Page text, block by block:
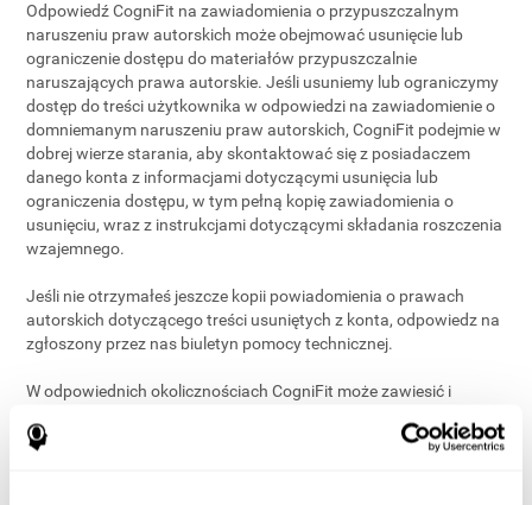
Odpowiedź CogniFit na zawiadomienia o przypuszczalnym
naruszeniu praw autorskich może obejmować usunięcie lub
ograniczenie dostępu do materiałów przypuszczalnie
naruszających prawa autorskie. Jeśli usuniemy lub ograniczymy
dostęp do treści użytkownika w odpowiedzi na zawiadomienie o
domniemanym naruszeniu praw autorskich, CogniFit podejmie w
dobrej wierze starania, aby skontaktować się z posiadaczem
danego konta z informacjami dotyczącymi usunięcia lub
ograniczenia dostępu, w tym pełną kopię zawiadomienia o
usunięciu, wraz z instrukcjami dotyczącymi składania roszczenia
wzajemnego.
Jeśli nie otrzymałeś jeszcze kopii powiadomienia o prawach
autorskich dotyczącego treści usuniętych z konta, odpowiedz na
zgłoszony przez nas biuletyn pomocy technicznej.
W odpowiednich okolicznościach CogniFit może zawiesić i
zakończyć konta użytkowników.